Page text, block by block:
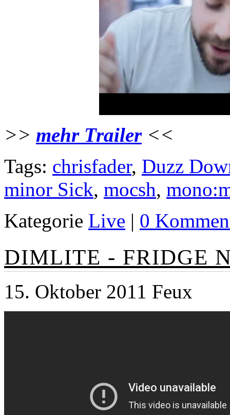
>> mehr Trailer <<
Tags: chrisfader, Duzz
minor Sick, mocsh,
Kategorie Live | 0
DIMLITE - FRIDGE
15. Oktober 2011 Feux